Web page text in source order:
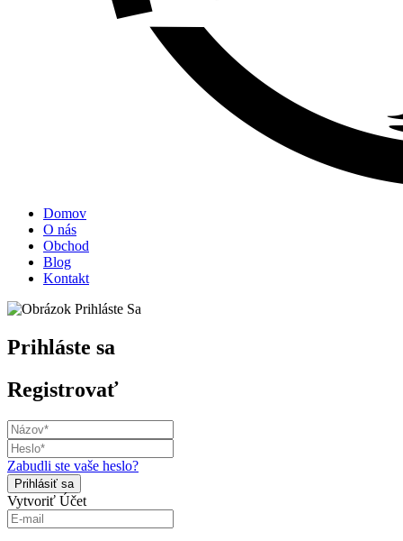
Domov
O nás
Obchod
Blog
Kontakt
Prihláste sa
Registrovať
Zabudli ste vaše heslo?
Vytvoriť Účet